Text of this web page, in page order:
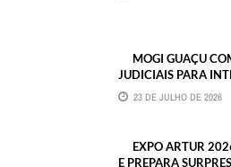
MOGI GUAÇU
JUDICIAIS PARA
23 DE JULHO DE 2026
EXPO ARTUR
E PREPARA